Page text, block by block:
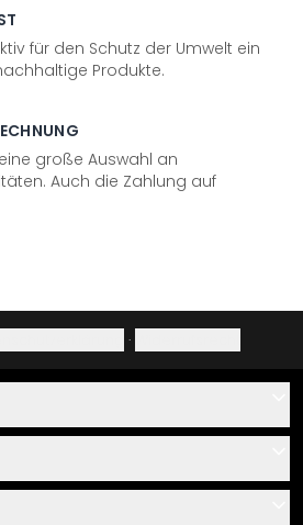
für den Schutz der Umwelt ein
Produkte.
große Auswahl an
Auch die Zahlung auf
·